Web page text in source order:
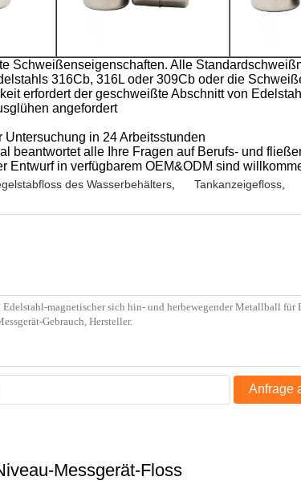
Schweißenseigenschaften. Alle
316Cb, 316L oder 309Cb oder die
erfordert der geschweißte Abschnitt von
angefordert
Untersuchung in 24 Arbeitsstunden
beantwortet alle Ihre Fragen auf Berufs- und
Entwurf in verfügbarem OEM&ODM sind
des Wasserbehälters Tankanzeigefloss
Anfrage
Messgerät-Floss